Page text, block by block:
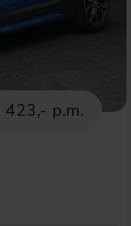
423,- p.m.